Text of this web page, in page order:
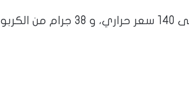
فيحتوي عصير الفواكه على 140